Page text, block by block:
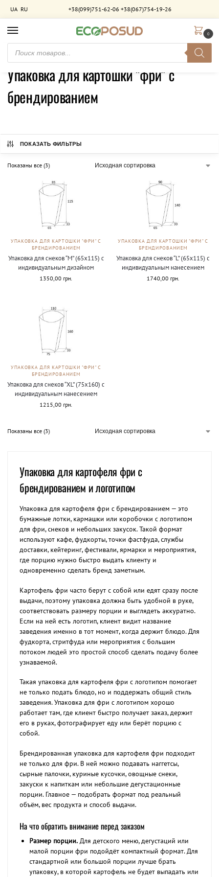
UA RU +38(099)751-62-06 +38(067)754-19-26
0
Главная / Брендирование Упаковка для картошки "фри" с брендированием
Упаковка для картошки "фри" с
брендированием
ПОКАЗАТЬ ФИЛЬТРЫ
Показаны все (3)
УПАКОВКА ДЛЯ КАРТОШКИ "ФРИ" С
БРЕНДИРОВАНИЕМ
Упаковка для снеков “М” (65х115) с
индивидуальным дизайном
1350,00 грн.
УПАКОВКА ДЛЯ КАРТОШКИ "ФРИ" С
БРЕНДИРОВАНИЕМ
Упаковка для снеков “L” (65х115) с
индивидуальным нанесением
1740,00 грн.
УПАКОВКА ДЛЯ КАРТОШКИ "ФРИ" С
БРЕНДИРОВАНИЕМ
Упаковка для снеков “ХL” (75х160) с
индивидуальным нанесением
1215,00 грн.
Показаны все (3)
Упаковка для картофеля фри с
брендированием и логотипом
Упаковка для картофеля фри с брендированием — это
бумажные лотки, кармашки или коробочки с логотипом
для фри, снеков и небольших закусок. Такой формат
используют кафе, фудкорты, точки фастфуда, службы
доставки, кейтеринг, фестивали, ярмарки и мероприятия,
где порцию нужно быстро выдать клиенту и
одновременно сделать бренд заметным.
Картофель фри часто берут с собой или едят сразу после
выдачи, поэтому упаковка должна быть удобной в руке,
соответствовать размеру порции и выглядеть аккуратно.
Если на ней есть логотип, клиент видит название
заведения именно в тот момент, когда держит блюдо. Для
фудкорта, стритфуда или мероприятия с большим
потоком людей это простой способ сделать подачу более
узнаваемой.
Такая упаковка для картофеля фри с логотипом помогает
не только подать блюдо, но и поддержать общий стиль
заведения. Упаковка для фри с логотипом хорошо
работает там, где клиент быстро получает заказ, держит
его в руках, фотографирует еду или берёт порцию с
собой.
Брендированная упаковка для картофеля фри подходит
не только для фри. В ней можно подавать наггетсы,
сырные палочки, куриные кусочки, овощные снеки,
закуски к напиткам или небольшие дегустационные
порции. Главное — подобрать формат под реальный
объём, вес продукта и способ выдачи.
На что обратить внимание перед заказом
Размер порции. Для детского меню, дегустаций или
малой порции фри подойдёт компактный формат. Для
стандартной или большой порции лучше брать
упаковку, в которой картофель не будет выпадать или